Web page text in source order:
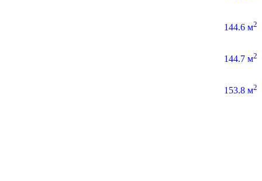
144.6 м2
144.7 м2
153.8 м2